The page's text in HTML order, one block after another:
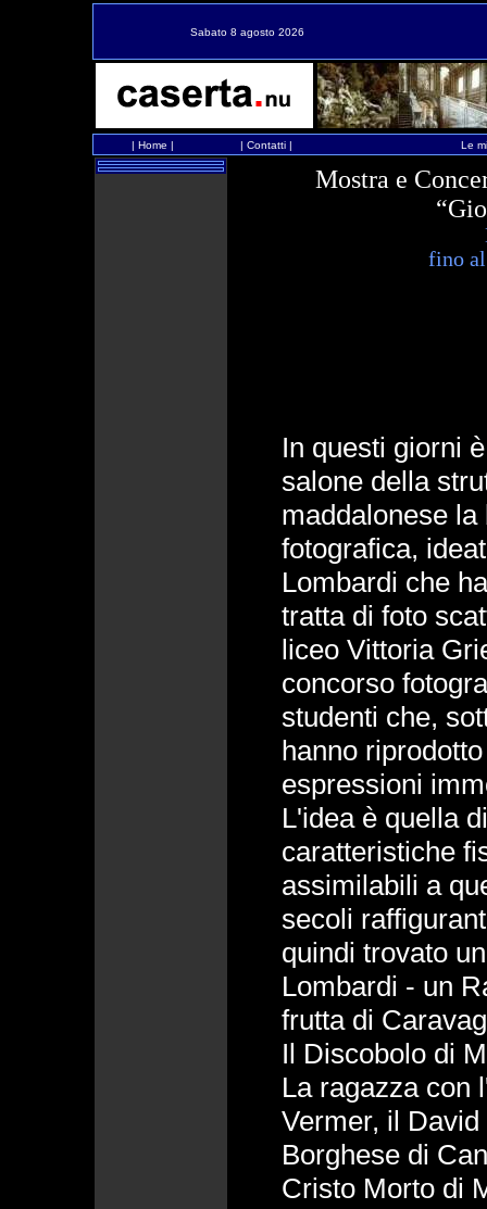
Sabato 8 agosto 2026
| Home | | Contatti| Le
Mostra e
fino al
In questi giorni
salone della
maddalonese
fotografica,
Lombardi che
tratta di foto
liceo Vittoria
concorso
studenti che,
hanno
espressioni
L'idea è quella
caratteristiche
assimilabili a
secoli
quindi trovato
Lombardi - un
frutta di
Il Discobolo di
La ragazza con
Vermer, il
Borghese di
Cristo Morto di